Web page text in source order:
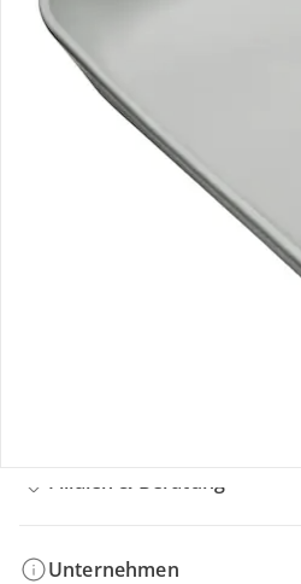
Bestellung & Lieferung
Retoure & Reklamation
Filialen & Beratung
Unternehmen